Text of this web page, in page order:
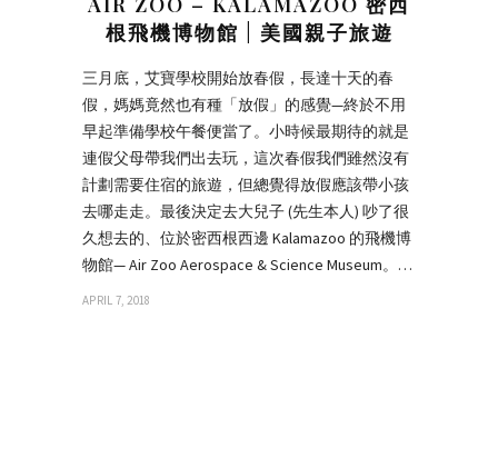
根飛機博物館 | 美國親子旅遊
三月底，艾寶學校開始放春假，長達十天的春
假，媽媽竟然也有種「放假」的感覺—終於不用
早起準備學校午餐便當了。小時候最期待的就是
連假父母帶我們出去玩，這次春假我們雖然沒有
計劃需要住宿的旅遊，但總覺得放假應該帶小孩
去哪走走。最後決定去大兒子 (先生本人) 吵了很
久想去的、位於密西根西邊 Kalamazoo 的飛機博
物館— Air Zoo Aerospace & Science Museum。…
APRIL 7, 2018